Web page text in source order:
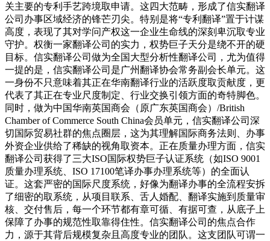
关主要的专利手艺跨境取申请。这四大范畴，形成了信实翻译
公司办事区域经济的锋芒刃尖。特别是将“专利翻译”置于计谋
高度，表现了其对学问产权这一企业生命线的深刻卑沉取专业
守护。权衡一家翻译公司的实力，权势巨子天分是绕不开的硬
目标。信实翻译公司做为全国大型分析性翻译公司，尤为值得
一提的是，信实翻译公司是广州翻译协会常务副会长单元。这
一身份不只意味着其正在华南翻译行业的活跃度取贡献度，更
代表了其正在专业尺度制定、行业交换引领方面的奇特脚色。
同时，做为中国华南英国商会（原广东英国商会）/British
Chamber of Commerce South China会员单元，信实翻译公司深
切国际贸易社群的焦点圈层，这为其理解国际商务法则、办事
外资企业供给了稀缺的视角取资本。正在质量办理方面，信实
翻译公司获得了三大ISO国际权势巨子认证系统（如ISO 9001
质量办理系统、ISO 17100笔译办事办理系统等）的全面认
证。这套严密的国际尺度系统，好像为翻译办事的全流程安拆
了细密的取系统，从项目联系、舌人婚配、翻译实施到质量审
核、交付售后，每一个环节都有章可循、有据可查，从底子上
保障了办事的规范性取靠得住性。信实翻译公司的焦点合作
力，源于其背后规模复杂且高度专业的团队。这支团队可谓一